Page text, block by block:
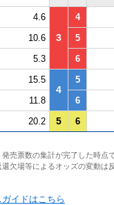
4.6
3
4
10.6 5
5.3 6
15.5
4
5
11.8 6
20.2 5 6
売票数の集計が完了した時点
欠場等によるオッズの変動は
イドはこちら